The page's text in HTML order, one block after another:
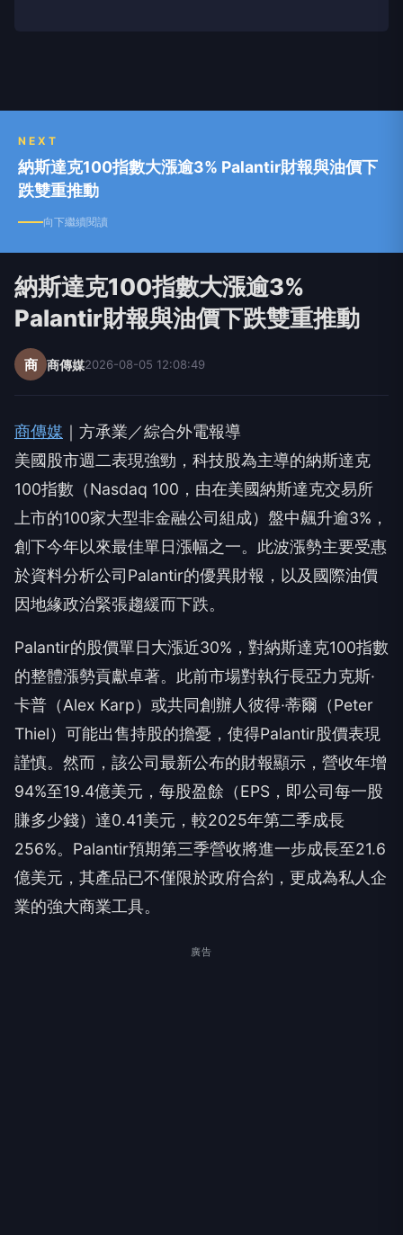
NEXT
納斯達克100指數大漲逾3% Palantir財報與油價下
跌雙重推動
向下繼續閱讀
納斯達克100指數大漲逾3%
Palantir財報與油價下跌雙重推動
商 商傳媒2026-08-05 12:08:49
商傳媒 ｜方承業／綜合外電報導
美國股市週二表現強勁，科技股為主導的納斯達克
100指數（Nasdaq 100，由在美國納斯達克交易所
上市的100家大型非金融公司組成）盤中飆升逾3%，
創下今年以來最佳單日漲幅之一。此波漲勢主要受惠
於資料分析公司Palantir的優異財報，以及國際油價
因地緣政治緊張趨緩而下跌。
Palantir的股價單日大漲近30%，對納斯達克100指數
的整體漲勢貢獻卓著。此前市場對執行長亞力克斯·
卡普（Alex Karp）或共同創辦人彼得·蒂爾（Peter
Thiel）可能出售持股的擔憂，使得Palantir股價表現
謹慎。然而，該公司最新公布的財報顯示，營收年增
94%至19.4億美元，每股盈餘（EPS，即公司每一股
賺多少錢）達0.41美元，較2025年第二季成長
256%。Palantir預期第三季營收將進一步成長至21.6
億美元，其產品已不僅限於政府合約，更成為私人企
業的強大商業工具。
廣告